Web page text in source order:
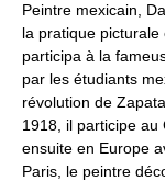
Peintre mexicain,
la pratique
participa à la
par les étudiants
révolution de
1918, il participe au
ensuite en Europe
Paris, le peintre